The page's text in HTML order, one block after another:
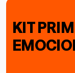
KIT